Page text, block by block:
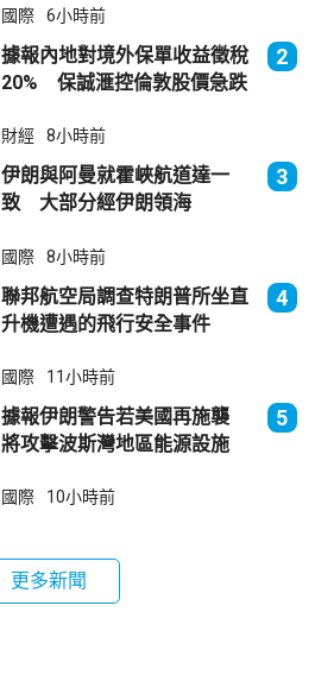
國際 6小時前
據報內地對境外保單收益徵稅
20% 保誠滙控倫敦股價急跌
2
財經 8小時前
伊朗與阿曼就霍峽航道達一
致 大部分經伊朗領海
3
國際 8小時前
聯邦航空局調查特朗普所坐直
升機遭遇的飛行安全事件
4
國際 11小時前
據報伊朗警告若美國再施襲
將攻擊波斯灣地區能源設施
5
國際 10小時前
更多新聞